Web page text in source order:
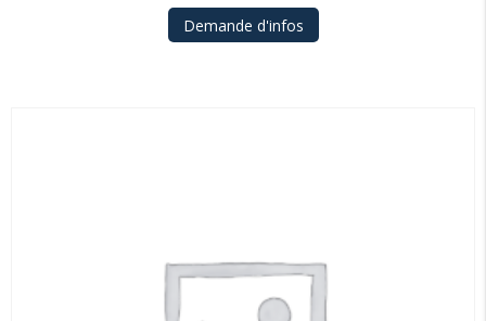
Demande d'infos